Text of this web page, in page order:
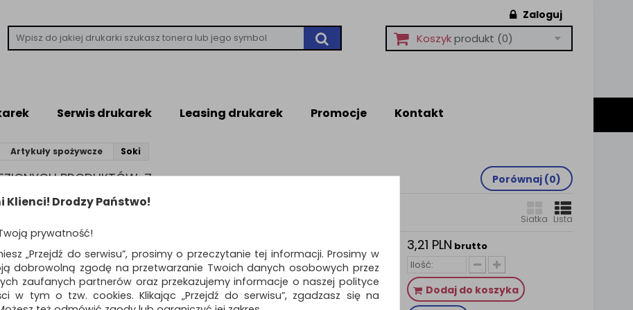
Zaloguj
Koszykprodukt (0)
Serwis drukarek Leasing drukarek Promocje Kontakt
Artykuły spożywcze Soki
PRODUKTÓW: 7 Porównaj (0)
Siatka Lista
porzeczka, 0,2l
nektar z czarnych porzeczek z
zagęszczonego soku to wyjątkowy napój
o intensywnym, naturalnym smaku i
3,21 PLN brutto
Dodaj do koszyka
Klienci! Drodzy Państwo!
prywatność!
„Przejdź do serwisu”, prosimy o przeczytanie tej informacji. Prosimy w
dobrowolną zgodę na przetwarzanie Twoich danych osobowych przez
zaufanych partnerów oraz przekazujemy informacje o naszej polityce
w tym o tzw. cookies. Klikając „Przejdź do serwisu”, zgadzasz się na